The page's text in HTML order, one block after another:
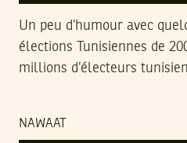
Un peu d’humour avec
élections Tunisiennes de
millions d’électeurs
NAWAAT